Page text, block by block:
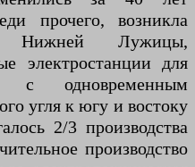
прочего, возникла
Нижней Лужицы,
электростанции для
с одновременным
угля к югу и востоку
2/3 производства
производство